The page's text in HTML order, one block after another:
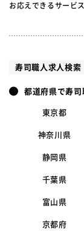
お応えできるサービ
寿司職人求人検索
都道府県で寿司
東京都
神奈川県
静岡県
千葉県
富山県
京都府